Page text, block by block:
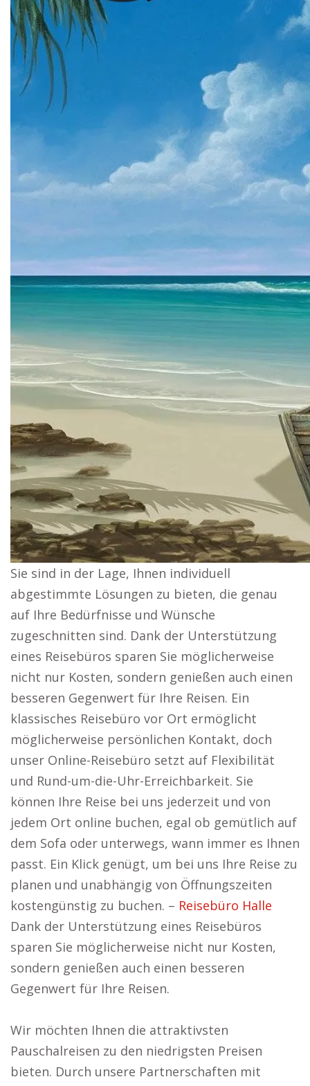
Sie sind in der Lage, Ihnen individuell
abgestimmte Lösungen zu bieten, die genau
auf Ihre Bedürfnisse und Wünsche
zugeschnitten sind. Dank der Unterstützung
eines Reisebüros sparen Sie möglicherweise
nicht nur Kosten, sondern genießen auch einen
besseren Gegenwert für Ihre Reisen. Ein
klassisches Reisebüro vor Ort ermöglicht
möglicherweise persönlichen Kontakt, doch
unser Online-Reisebüro setzt auf Flexibilität
und Rund-um-die-Uhr-Erreichbarkeit. Sie
können Ihre Reise bei uns jederzeit und von
jedem Ort online buchen, egal ob gemütlich auf
dem Sofa oder unterwegs, wann immer es Ihnen
passt. Ein Klick genügt, um bei uns Ihre Reise zu
planen und unabhängig von Öffnungszeiten
kostengünstig zu buchen. – Reisebüro Halle
Dank der Unterstützung eines Reisebüros
sparen Sie möglicherweise nicht nur Kosten,
sondern genießen auch einen besseren
Gegenwert für Ihre Reisen.
Wir möchten Ihnen die attraktivsten
Pauschalreisen zu den niedrigsten Preisen
bieten. Durch unsere Partnerschaften mit